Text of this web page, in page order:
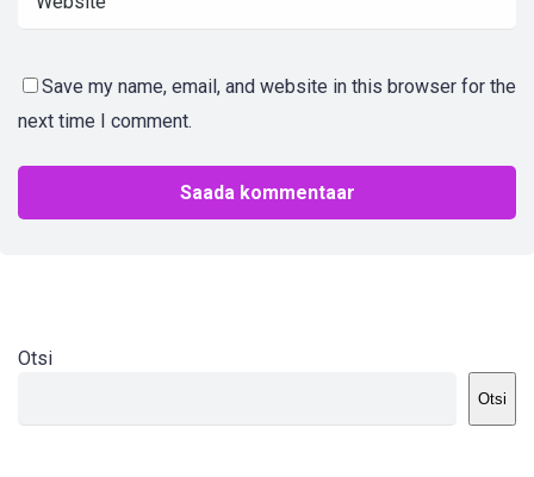
Save my name, email, and website in this browser for the
next time I comment.
Otsi
Otsi